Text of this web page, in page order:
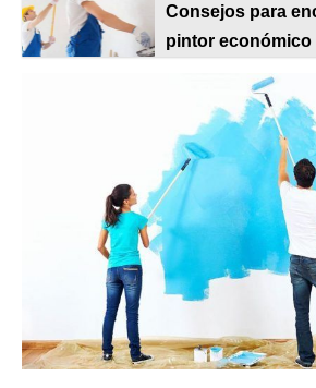
Consejos para
pintor económico